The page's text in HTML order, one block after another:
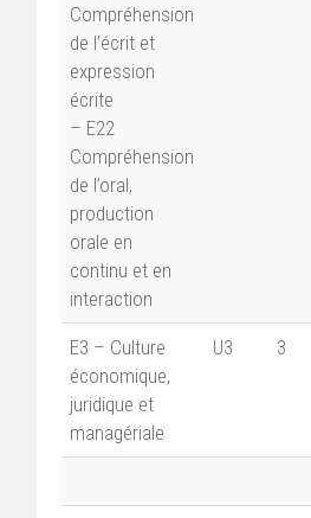
Compréhension
de l’écrit et
expression
écrite
– E22
Compréhension
de l’oral,
production
orale en
continu et en
interaction
E3 – Culture
économique,
juridique et
managériale
U3 3